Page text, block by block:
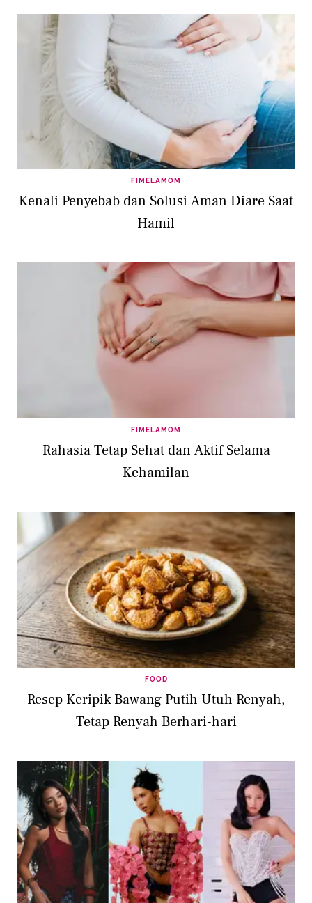
FIMELAMOM
Kenali Penyebab dan Solusi Aman Diare Saat
Hamil
FIMELAMOM
Rahasia Tetap Sehat dan Aktif Selama
Kehamilan
FOOD
Resep Keripik Bawang Putih Utuh Renyah,
Tetap Renyah Berhari-hari